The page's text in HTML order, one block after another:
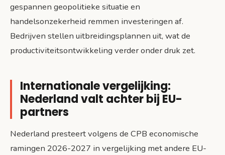
gespannen geopolitieke situatie en
handelsonzekerheid remmen investeringen af.
Bedrijven stellen uitbreidingsplannen uit, wat de
productiviteitsontwikkeling verder onder druk zet.
Internationale vergelijking:
Nederland valt achter bij EU-
partners
Nederland presteert volgens de CPB economische
ramingen 2026-2027 in vergelijking met andere EU-